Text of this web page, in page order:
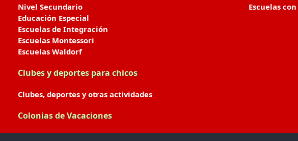
Nivel Secundario
Educación Especial
Escuelas de Integración
Escuelas Montessori
Escuelas Waldorf
Clubes y deportes para chicos
Clubes, deportes y otras actividades
Colonias de Vacaciones
Escuelas